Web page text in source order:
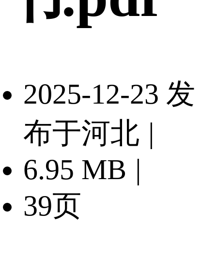
2025-12-23 发
布于河北 |
6.95 MB |
39页